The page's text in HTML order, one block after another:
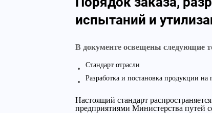
испытаний и
В документе освещены следующие
Стандарт отрасли
Разработка и постановка продукции на
Настоящий стандарт
предприятиями Министерства путей